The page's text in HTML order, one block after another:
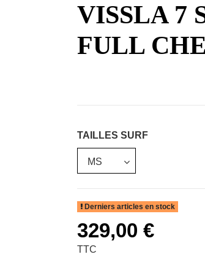
VISSLA 7
FULL
TAILLES SURF
Derniers articles en stock
329,00 €
TTC